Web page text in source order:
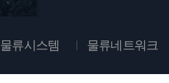
물류시스템 물류네트워크